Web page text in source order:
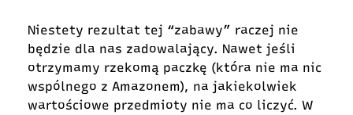
Niestety rezultat tej “zabawy” raczej nie
będzie dla nas zadowalający. Nawet jeśli
otrzymamy rzekomą paczkę (która nie ma nic
wspólnego z Amazonem), na jakiekolwiek
wartościowe przedmioty nie ma co liczyć. W